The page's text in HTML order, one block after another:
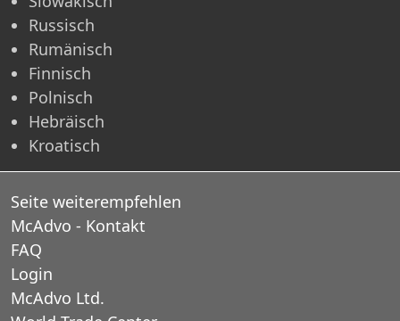
Russisch
Rumänisch
Finnisch
Polnisch
Hebräisch
Kroatisch
Seite weiterempfehlen
McAdvo - Kontakt
FAQ
Login
McAdvo Ltd.